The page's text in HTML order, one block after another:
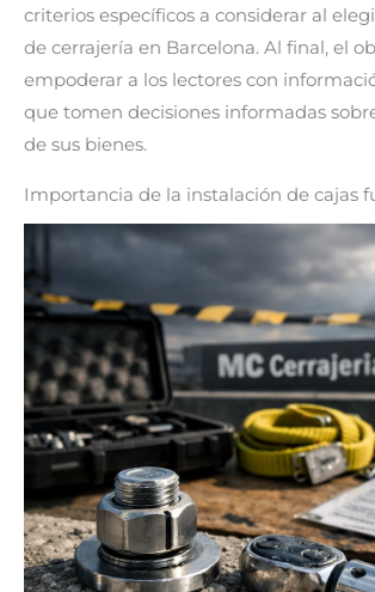
criterios específicos a considerar al
de cerrajería en Barcelona. Al final, el
empoderar a los lectores con
que tomen decisiones informadas
de sus bienes.
Importancia de la instalación de cajas